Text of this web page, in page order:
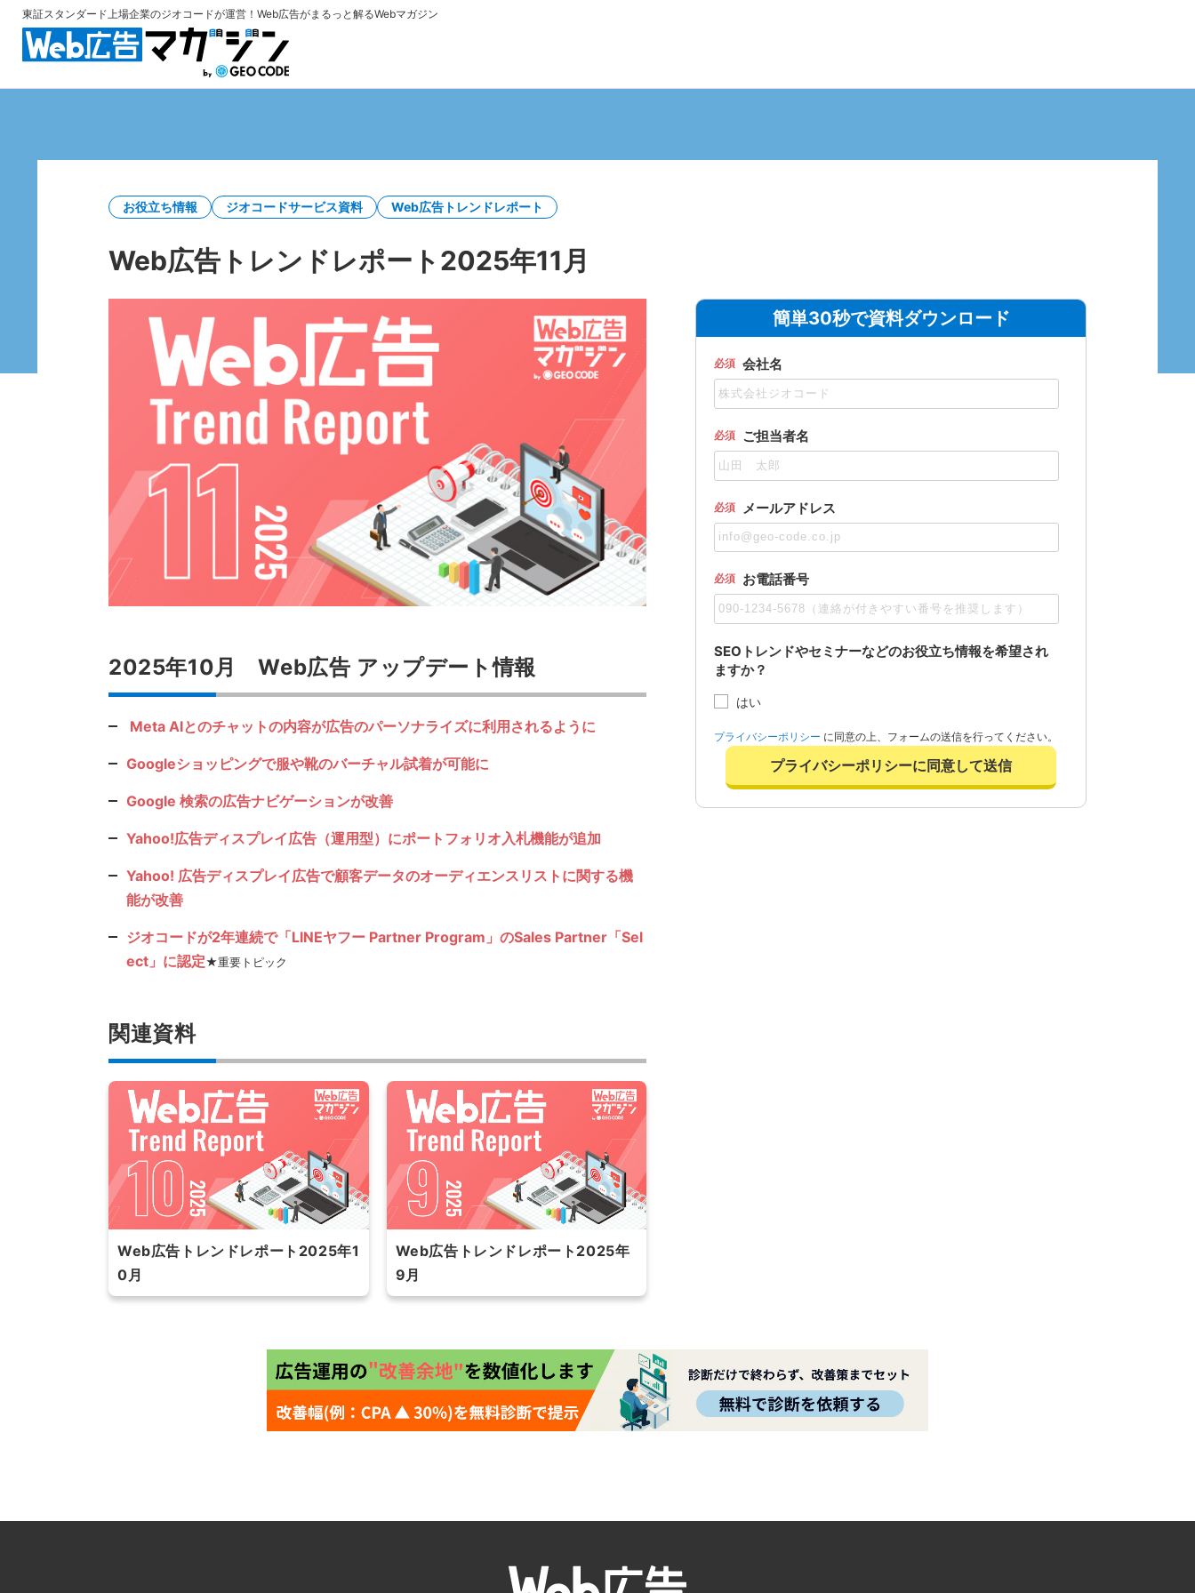
東証スタンダード上場企業のジオコードが運営！ Web広告がまるっと解るWebマガジン
お役立ち情報 ジオコードサービス資料 Web広告トレンドレポート
Web広告トレンドレポート2025年11月
2025年10月 Web広告 アップデート情報
Meta AIとのチャットの内容が広告のパーソナライズに利用されるように
Googleショッピングで服や靴のバーチャル試着が可能に
Google 検索の広告ナビゲーションが改善
Yahoo!広告ディスプレイ広告（運用型）にポートフォリオ入札機能が追加
Yahoo! 広告ディスプレイ広告で顧客データのオーディエンスリストに関する機
能が改善
ジオコードが2年連続で「LINEヤフー Partner Program」のSales Partner「Sel
ect」に認定★重要トピック
関連資料
Web広告トレンドレポート2025年1
0月
Web広告トレンドレポート2025年
9月
簡単30秒で資料ダウンロード
会社名
必須
ご担当者名
必須
メールアドレス
必須
お電話番号
必須
SEOトレンドやセミナーなどのお役立ち情報を希望され
ますか？
はい
プライバシーポリシー に同意の上、フォームの送信を行ってください。
プライバシーポリシーに同意して送信